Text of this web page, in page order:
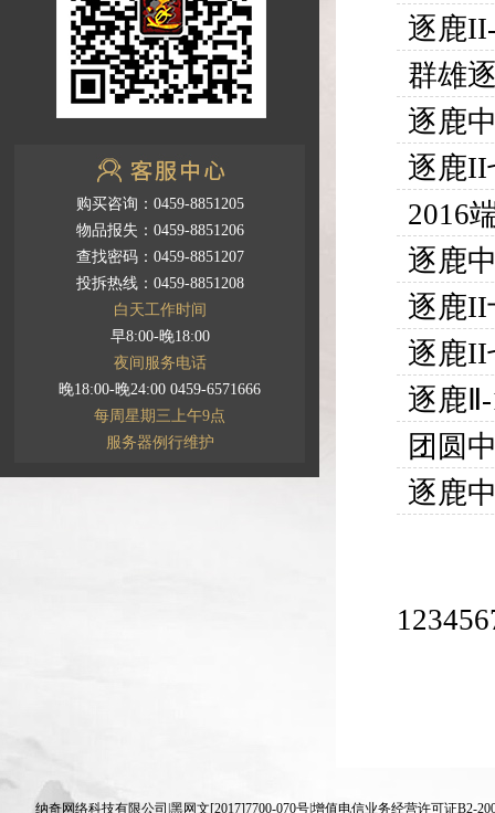
购买咨询：0459-8851205
物品报失：0459-8851206
查找密码：0459-8851207
投拆热线：0459-8851208
白天工作时间
早8:00-晚18:00
夜间服务电话
晚18:00-晚24:00 0459-6571666
每周星期三上午9点
服务器例行维护
逐鹿
群雄
逐鹿
逐鹿II
2016
逐鹿
逐鹿II
逐鹿II
逐鹿
团圆
逐鹿
123456
纳奇网络科技有限公司|黑网文[2017]7700-070号|增值电信业务经营许可证B2-